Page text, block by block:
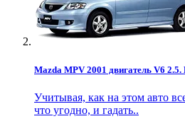
Mazda MPV 2001 двигатель V6 2.5.
Учитывая, как на этом авто
что угодно, и гадать..